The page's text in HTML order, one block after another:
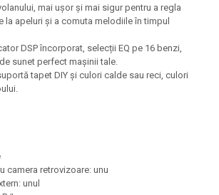
mai ușor și mai sigur pentru a regla
la apeluri și a comuta melodiile în timpul
DSP încorporat, selecții EQ pe 16 benzi,
sunet perfect mașinii tale.
tapet DIY și culori calde sau reci, culori
camera retrovizoare: unu
unul